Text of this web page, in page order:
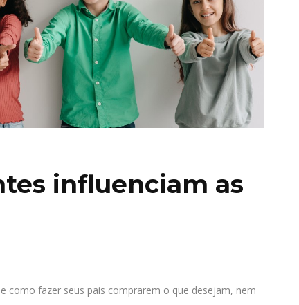
influenciam as
como fazer seus pais comprarem o que desejam, nem